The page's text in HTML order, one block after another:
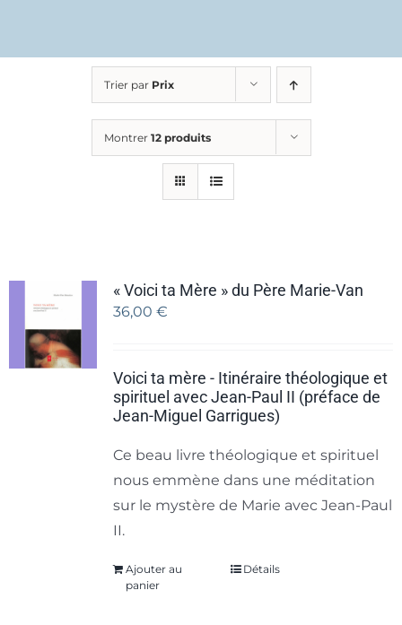
Trier par Prix
Montrer 12 produits
« Voici ta Mère » du Père Marie-Van
36,00 €
Voici ta mère - Itinéraire théologique et
spirituel avec Jean-Paul II (préface de
Jean-Miguel Garrigues)
Ce beau livre théologique et spirituel
nous emmène dans une méditation
sur le mystère de Marie avec Jean-Paul
II.
Ajouter au
panier
Détails